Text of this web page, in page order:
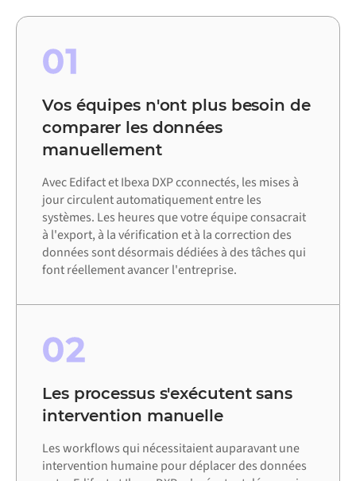
01
Vos équipes n'ont plus besoin de
comparer les données
manuellement
Avec Edifact et Ibexa DXP cconnectés, les mises à
jour circulent automatiquement entre les
systèmes. Les heures que votre équipe consacrait
à l'export, à la vérification et à la correction des
données sont désormais dédiées à des tâches qui
font réellement avancer l'entreprise.
02
Les processus s'exécutent sans
intervention manuelle
Les workflows qui nécessitaient auparavant une
intervention humaine pour déplacer des données